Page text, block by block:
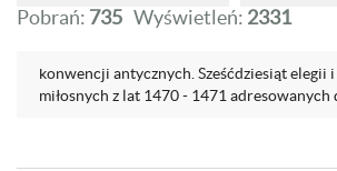
Pobrań: 735 Wyświetleń: 2331
konwencji antycznych. Sześćdziesiąt elegii
miłosnych z lat 1470 - 1471 adresowanych